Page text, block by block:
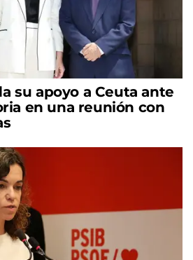
su apoyo a Ceuta ante
en una reunión con